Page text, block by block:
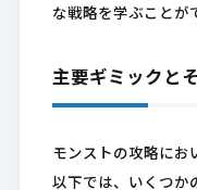
な戦略を学ぶことが
主要ギミックと
モンストの攻略にお
以下では、いくつか